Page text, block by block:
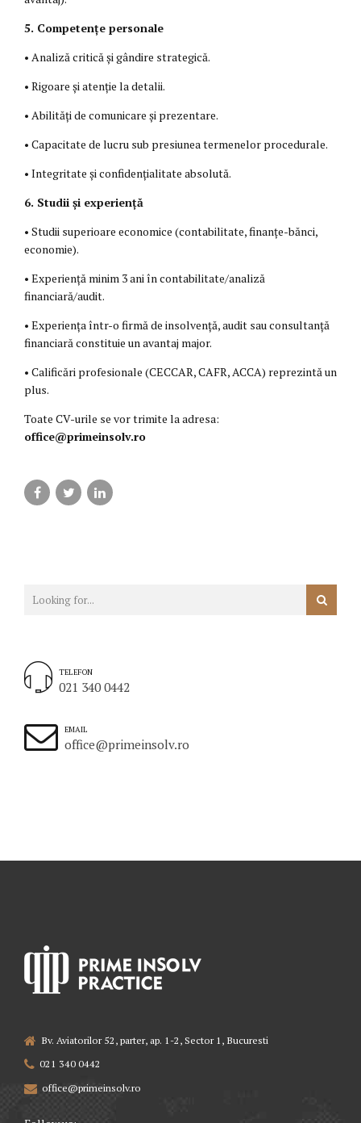
5. Competențe personale
• Analiză critică și gândire strategică.
• Rigoare și atenție la detalii.
• Abilități de comunicare și prezentare.
• Capacitate de lucru sub presiunea termenelor procedurale.
• Integritate și confidențialitate absolută.
6. Studii și experiență
• Studii superioare economice (contabilitate, finanțe-bănci,
economie).
• Experiență minim 3 ani în contabilitate/analiză
financiară/audit.
• Experiența într-o firmă de insolvență, audit sau consultanță
financiară constituie un avantaj major.
• Calificări profesionale (CECCAR, CAFR, ACCA) reprezintă un
plus.
Toate CV-urile se vor trimite la adresa:
office@primeinsolv.ro
TELEFON
021 340 0442
EMAIL
office@primeinsolv.ro
Bv. Aviatorilor 52, parter, ap. 1-2, Sector 1, Bucuresti
021 340 0442
office@primeinsolv.ro